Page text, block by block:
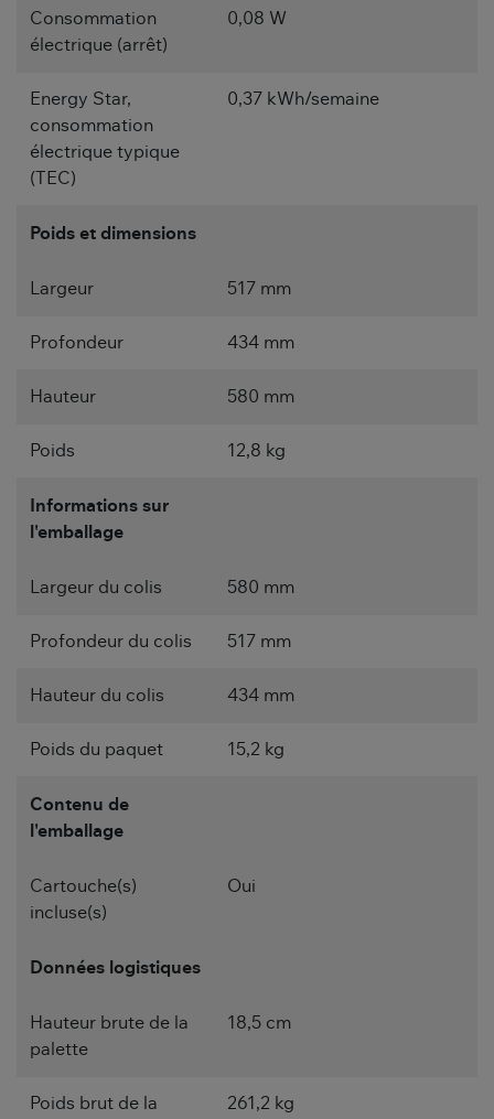
Consommation
électrique (arrêt)
0,08 W
Energy Star,
consommation
électrique typique
(TEC)
0,37 kWh/semaine
Poids et dimensions
Largeur 517 mm
Profondeur 434 mm
Hauteur 580 mm
Poids 12,8 kg
Informations sur
l'emballage
Largeur du colis 580 mm
Profondeur du colis 517 mm
Hauteur du colis 434 mm
Poids du paquet 15,2 kg
Contenu de
l'emballage
Cartouche(s)
incluse(s)
Oui
Données logistiques
Hauteur brute de la
palette
18,5 cm
Poids brut de la
261,2 kg